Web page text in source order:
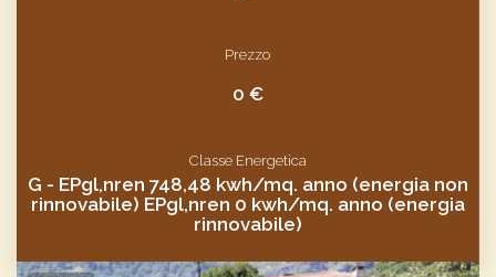
Prezzo
0 €
Classe Energetica
G - EPgl,nren 748,48 kwh/mq. anno (energia non
rinnovabile) EPgl,nren 0 kwh/mq. anno (energia
rinnovabile)